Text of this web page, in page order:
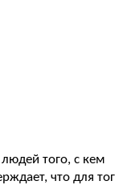
того, с кем
что для тог